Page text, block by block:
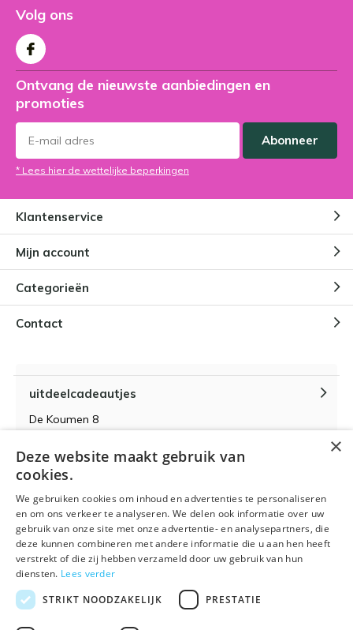
Volg ons
Ontvang de nieuwste aanbiedingen en
promoties
Abonneer
* Lees hier de wettelijke beperkingen
Klantenservice
Mijn account
Categorieën
Contact
uitdeelcadeautjes
De Koumen 8
KvK-nummer 14087571
BTW-nummer NL 815399145 B01
Algemene voorwaarden RSS-feed
×
Deze website maakt gebruik van
cookies.
We gebruiken cookies om inhoud en advertenties te personaliseren
en om ons verkeer te analyseren. We delen ook informatie over uw
gebruik van onze site met onze advertentie- en analysepartners, die
deze kunnen combineren met andere informatie die u aan hen heeft
verstrekt of die zij hebben verzameld door uw gebruik van hun
diensten. Lees verder
STRIKT NOODZAKELIJK
PRESTATIE